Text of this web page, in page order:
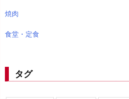
焼肉
食堂・定食
タグ